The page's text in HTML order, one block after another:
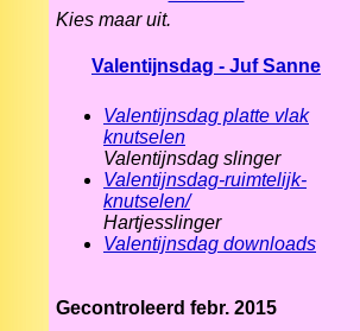
Kies maar uit.
Valentijnsdag - Juf Sanne
Valentijnsdag platte vlak
knutselen
Valentijnsdag slinger
Valentijnsdag-ruimtelijk-
knutselen/
Hartjesslinger
Valentijnsdag downloads
Gecontroleerd febr. 2015